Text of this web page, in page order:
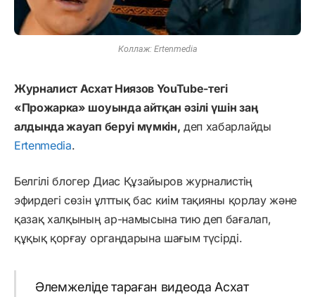
Коллаж: Ertenmedia
Журналист Асхат Ниязов YouTube-тегі
«Прожарка» шоуында айтқан әзілі үшін заң
алдында жауап беруі мүмкін, деп хабарлайды
Ertenmedia.
Белгілі блогер Диас Құзайыров журналистің
эфирдегі сөзін ұлттық бас киім тақияны қорлау және
қазақ халқының ар-намысына тию деп бағалап,
құқық қорғау органдарына шағым түсірді.
Әлемжеліде тараған видеода Асхат